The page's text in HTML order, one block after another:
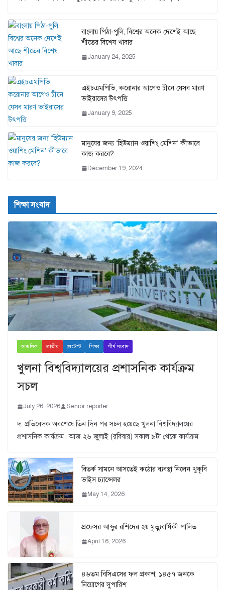
বাংলায় পিঠা-পুলি, বিশ্বের অনেক দেশেই আছে
শীতের বিশেষ খাবার
January 24, 2025
এইচএমপিভি, করোনার আগেও চীনে যেসব মারণ
ভাইরাসের উৎপত্তি
January 9, 2025
মানুষের জন্য ‘হিউম্যান ওয়াশিং মেশিন’ কীভাবে
কাজ করবে?
December 19, 2024
শিক্ষা সংবাদ
আঞ্চলিক জাতীয় লেটেস্ট শিক্ষা শীর্ষ সংবাদ
খুলনা বিশ্ববিদ্যালয়ের প্রশাসনিক কার্যক্রম
সচল
July 26, 2026 Senior reporter
দ. প্রতিবেদক অবশেষে তিন দিন পর সচল হয়েছে খুলনা বিশ্ববিদ্যালয়ের
প্রশাসনিক কার্যক্রম। আজ ২৬ জুুলাই (রবিবার) সকাল ৯টা থেকে কার্যক্রম
বিতর্ক সামনে আসতেই কঠোর ব্যবস্থা নিলেন খুকৃবি
ভাইস চ্যান্সেলর
May 14, 2026
প্রফেসর আব্দুর রশিদের ২য় মৃত্যুবার্ষিকী পালিত
April 16, 2026
৪৬তম বিসিএসের ফল প্রকাশ, ১৪৫৭ জনকে
নিয়োগের সুপারিশ